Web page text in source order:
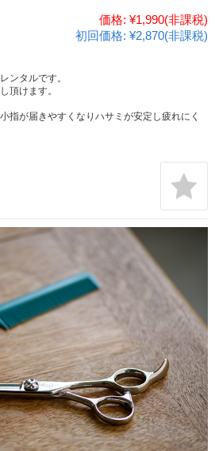
価格: ¥1,990(非課税)
初回価格: ¥2,870(非課税)
ンタルです。
頂けます。
指が届きやすくなりハサミが安定し疲れにく